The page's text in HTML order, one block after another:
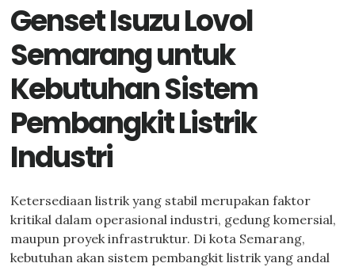
Genset Isuzu Lovol
Semarang untuk
Kebutuhan Sistem
Pembangkit Listrik
Industri
Ketersediaan listrik yang stabil merupakan faktor
kritikal dalam operasional industri, gedung komersial,
maupun proyek infrastruktur. Di kota Semarang,
kebutuhan akan sistem pembangkit listrik yang andal